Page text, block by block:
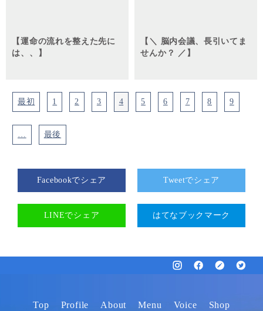
【運命の流れを整えた先に
は、、】
【＼ 脳内会議、長引いてま
せんか？ ／】
最初 1 2 3 4 5 6 7 8 9
最後
Facebookでシェア Tweetでシェア
LINEでシェア はてなブックマーク
Top Profile About Menu Voice Shop